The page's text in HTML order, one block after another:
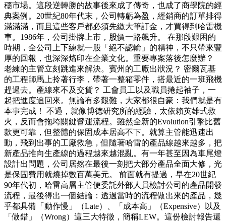
穩市場。這段逆轉勝的故事後來成了傳奇，也成了商學院的經
典案例。20世紀80年代末，公司轉虧為盈，經銷商的訂單排得
滿滿滿，而且這些客戶都必須先繳大筆訂金，才買得到哈雷機
車。1986年，公司掛牌上市，股價一路飆升。 在那段艱困的
時期，全公司上下練就一股「絕不認輸」的精神，不只帶來豐
厚的回報，也深深烙印在企業文化。重要專案落後怎麼辦？
老練的主管立刻跳進來解決。賓州的工廠出狀況？ 密爾瓦基
的工程師馬上拎著行李，帶著一整箱零件，搭最近的一班飛機
趕過去。產線來不及交貨？ 工會員工以及職員捲起袖子，一
起把進度追回來。無論有多艱難，大家都很自豪：我們就是有
本事完成！ 不過，就像博德研究所的經驗，太依賴英雄式救
火，反而會拖垮關鍵營運流程。雖然全新的Evolution引擎比舊
款更可靠，但整體的保固成本居高不下。就算主管能迅速出
動，飛到出事的工廠救急，但隨著哈雷的產品線越來越多，把
新產品推向生產線的過程越來越混亂。有一年甚至因為車尾燈
設計出問題，公司居然在最後一刻把大部分產品全面大修，光
是保固費用就燒掉數百萬美元。 前面就有提過，早在20世紀
90年代初，哈雷高層主管便委託外部人員檢討公司的產品開發
流程，最後得出一個結論：透過當時的流程做出來的產品，幾
乎都具備「動作慢」（Late）、「成本高」（Expensive）以及
「做錯」（Wrong）這三大特徵，簡稱LEW。這份檢討報告還